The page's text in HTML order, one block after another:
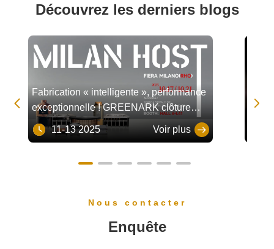
Découvrez les derniers blogs
Fabrication « intelligente », performance
exceptionnelle ! GREENARK clôture
avec succès le salon HOST de Milan
2025
11-13 2025 Voir plus
 
Nous contacter
Enquête